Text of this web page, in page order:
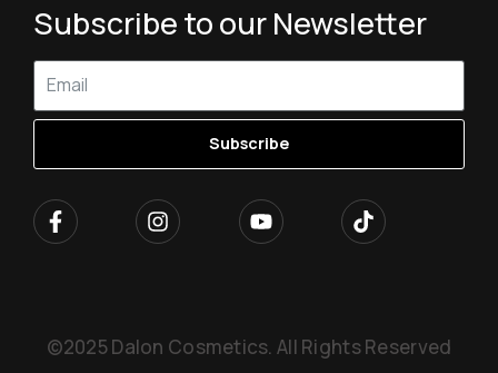
Subscribe to our Newsletter
Subscribe
©2025 Dalon Cosmetics. All Rights Reserved